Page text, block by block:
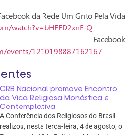
da Rede Um Grito Pela Vida
watch?v=bHFFD2xnE-Q
events/1210198887162167
CRB Nacional promove Encontro
da Vida Religiosa Monástica e
Contemplativa
A Conferência dos Religiosos do Brasil
realizou, nesta terça-feira, 4 de agosto, o